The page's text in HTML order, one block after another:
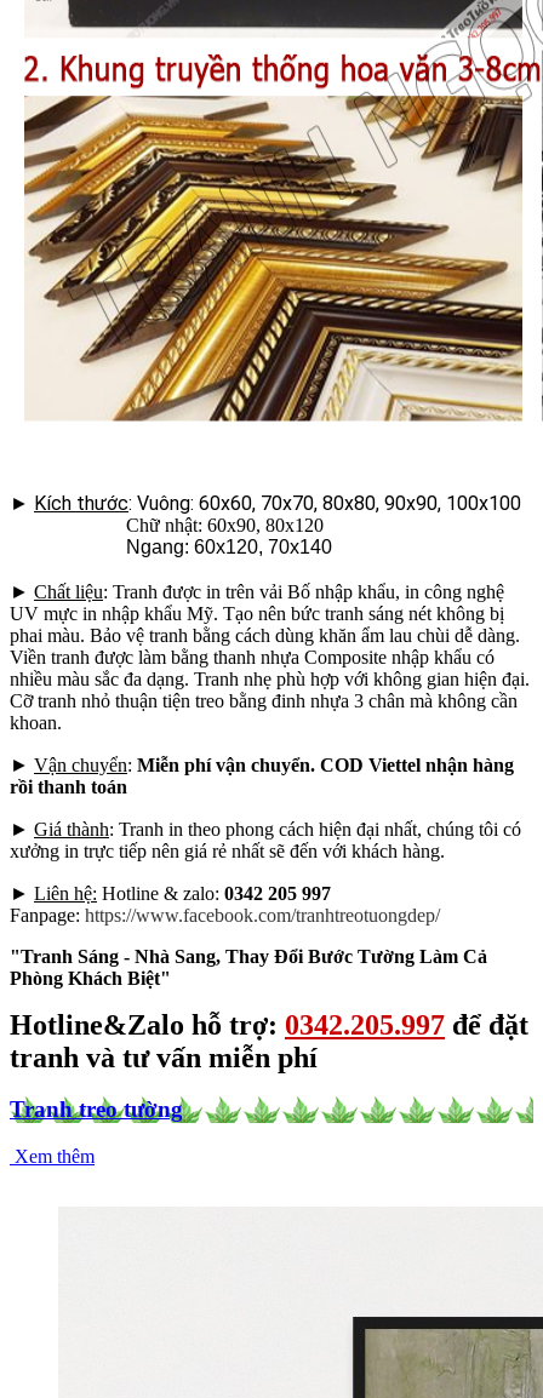
► Kích thước: Vuông: 60x60, 70x70, 80x80, 90x90, 100x100
Chữ nhật: 60x90, 80x120
Ngang: 60x120, 70x140
► Chất liệu: Tranh được in trên vải Bố nhập khẩu, in công nghệ
UV mực in nhập khẩu Mỹ. Tạo nên bức tranh sáng nét không bị
phai màu. Bảo vệ tranh bằng cách dùng khăn ẩm lau chùi dễ dàng.
Viền tranh được làm bằng thanh nhựa Composite nhập khẩu có
nhiều màu sắc đa dạng. Tranh nhẹ phù hợp với không gian hiện đại.
Cỡ tranh nhỏ thuận tiện treo bằng đinh nhựa 3 chân mà không cần
khoan.
► Vận chuyển: Miễn phí vận chuyển. COD Viettel nhận hàng
rồi thanh toán
► Giá thành: Tranh in theo phong cách hiện đại nhất, chúng tôi có
xưởng in trực tiếp nên giá rẻ nhất sẽ đến với khách hàng.
► Liên hệ: Hotline & zalo: 0342 205 997
Fanpage: https://www.facebook.com/tranhtreotuongdep/
"Tranh Sáng - Nhà Sang, Thay Đổi Bước Tường Làm Cả
Phòng Khách Biệt"
Hotline&Zalo hỗ trợ: 0342.205.997 để đặt
tranh và tư vấn miễn phí
Tranh treo tường
Xem thêm